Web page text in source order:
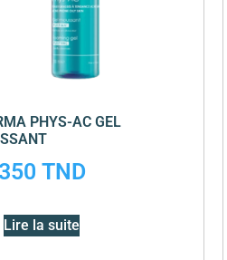
PHYS-AC GEL
TND
Lire la suite